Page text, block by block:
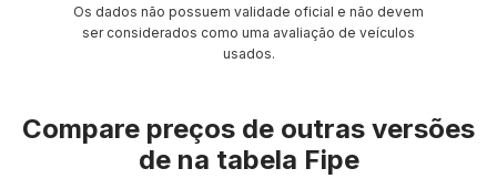
Os dados não possuem validade oficial e não devem
ser considerados como uma avaliação de veículos
usados.
Compare preços de outras versões
de na tabela Fipe